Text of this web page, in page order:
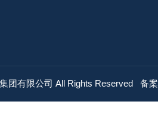
团有限公司 All Rights Reserved 备